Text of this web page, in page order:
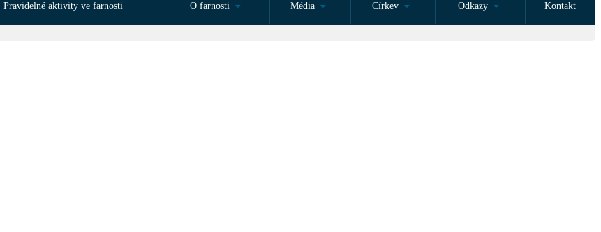
Pravidelné aktivity ve farnosti O farnosti Média Církev Odkazy Kontakt